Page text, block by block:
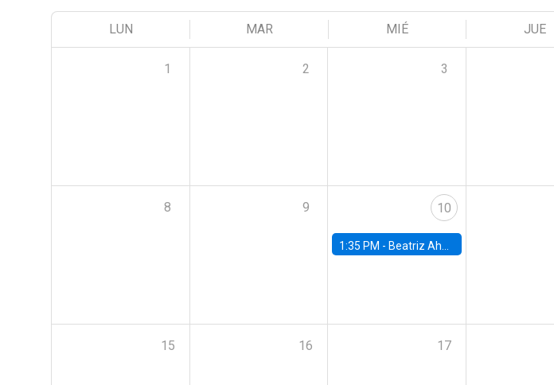
LUN MAR MIÉ JUE
1 2 3
8 9 10
1:35 PM - Beatriz Ahumada, PhD candidate, Universidad de Pittsburgh
15 16 17